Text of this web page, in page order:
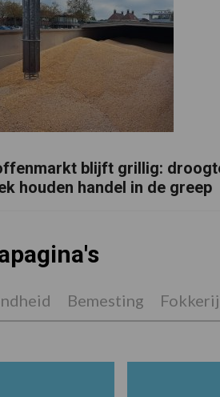
blijft grillig:
houden handel in de greep
Bemesting Fokkerij